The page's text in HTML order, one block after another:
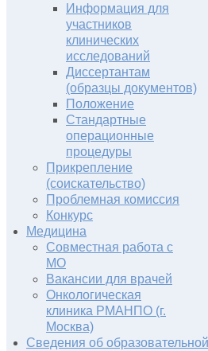
Информация для
участников
клинических
исследований
Диссертантам
(образцы документов)
Положение
Стандартные
операционные
процедуры
Прикрепление
(соискательство)
Проблемная комиссия
Конкурс
Медицина
Совместная работа с
МО
Вакансии для врачей
Онкологическая
клиника РМАНПО (г.
Москва)
Сведения об